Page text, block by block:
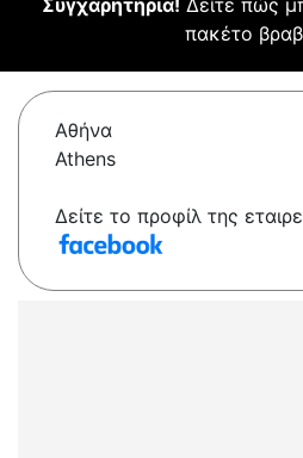
Συγχαρητήρια! Δείτε πώς
πακέτο
Αθήνα
Athens
Δείτε το προφίλ της